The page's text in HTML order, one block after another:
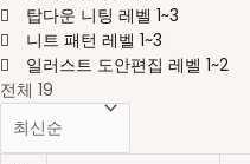
탑다운 니팅 레벨 1~3
니트 패턴 레벨 1~3
일러스트 도안편집 레벨 1~2
전체 19